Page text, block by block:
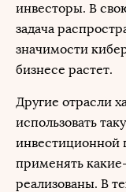
инвесторы. В
задача
значимости
бизнесе растет.
Другие отрасли
использовать
инвестиционной
применять
реализованы. В